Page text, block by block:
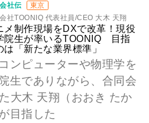
社伝
東京
社TOONIQ 代表社員/CEO 大木 天翔
メ制作現場をDXで改革！現役
院生が率いるTOONIQ 目指
は「新たな業界標準」
ンピューターや物理学を
生でありながら、合同会
大木 天翔（おおき たか
目指した